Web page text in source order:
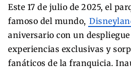
Este 17 de julio de 2025, el
famoso del mundo,
aniversario con un despliegue
experiencias exclusivas y
fanáticos de la franquicia.